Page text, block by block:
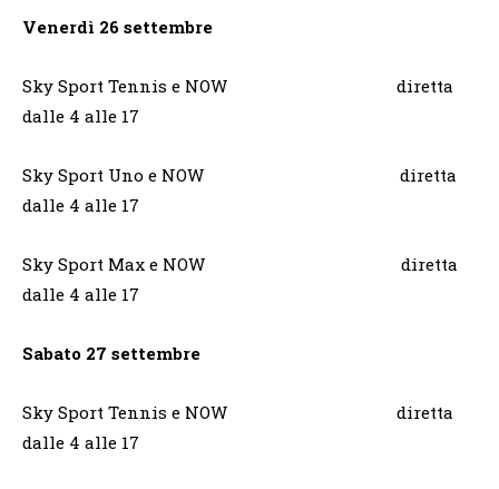
Venerdì 26 settembre
Sky Sport Tennis e NOW diretta
dalle 4 alle 17
Sky Sport Uno e NOW diretta
dalle 4 alle 17
Sky Sport Max e NOW diretta
dalle 4 alle 17
Sabato 27 settembre
Sky Sport Tennis e NOW diretta
dalle 4 alle 17